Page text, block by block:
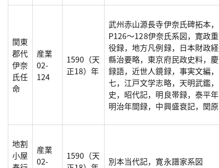
関東
郡代
伊奈
氏任
命
産業
02-
124
1590（天
正18）年
武州赤山源長寺伊奈氏碑拓本
P126～128伊奈氏系図，寛政
役録，地方凡例録，日本財政
縣治要略，東京府民政史料，
録語，近世人鏡録，事実文編
七，江戸文学志略，天明武鑑
史，昭代記，明良帯録，泰平
明治年間録，中興盛衰記，関
地割
小屋
産業
02-
1590（天
別本当代記，寛永譜家系図